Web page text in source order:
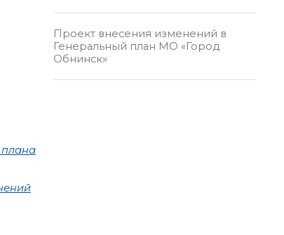
Проект внесения изменений в
Генеральный план МО «Город
Обнинск»